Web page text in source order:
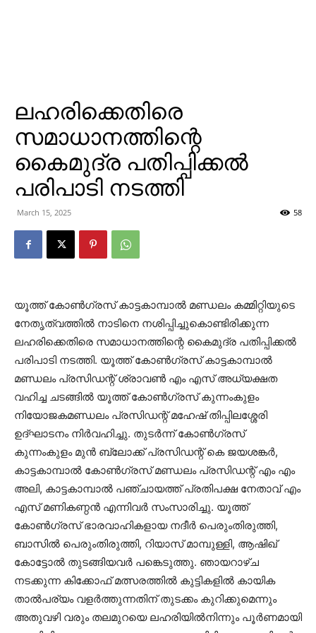
ലഹരിക്കെതിരെ
സമാധാനത്തിന്റെ
കൈമുദ്ര പതിപ്പിക്കല്‍
പരിപാടി നടത്തി
March 15, 2025 58
യൂത്ത് കോണ്‍ഗ്രസ് കാട്ടകാമ്പാല്‍ മണ്ഡലം കമ്മിറ്റിയുടെ
നേതൃത്വത്തില്‍ നാടിനെ നശിപ്പിച്ചുകൊണ്ടിരിക്കുന്ന
ലഹരിക്കെതിരെ സമാധാനത്തിന്റെ കൈമുദ്ര പതിപ്പിക്കല്‍
പരിപാടി നടത്തി. യൂത്ത് കോണ്‍ഗ്രസ് കാട്ടകാമ്പാല്‍
മണ്ഡലം പ്രസിഡന്റ് ശ്രാവണ്‍ എം എസ് അധ്യക്ഷത
വഹിച്ച ചടങ്ങില്‍ യൂത്ത് കോണ്‍ഗ്രസ് കുന്നംകുളം
നിയോജകമണ്ഡലം പ്രസിഡന്റ് മഹേഷ് തിപ്പിലശ്ശേരി
ഉദ്ഘാടനം നിര്‍വഹിച്ചു. തുടര്‍ന്ന് കോണ്‍ഗ്രസ്
കുന്നംകുളം മുന്‍ ബ്ലോക്ക് പ്രസിഡന്റ് കെ ജയശങ്കര്‍,
കാട്ടകാമ്പാല്‍ കോണ്‍ഗ്രസ് മണ്ഡലം പ്രസിഡന്റ് എം എം
അലി, കാട്ടകാമ്പാല്‍ പഞ്ചായത്ത് പ്രതിപക്ഷ നേതാവ് എം
എസ് മണികണ്ഠന്‍ എന്നിവര്‍ സംസാരിച്ചു. യൂത്ത്
കോണ്‍ഗ്രസ് ഭാരവാഹികളായ നദീര്‍ പെരുംതിരുത്തി,
ബാസില്‍ പെരുംതിരുത്തി, റിയാസ് മാമ്പുള്ളി, ആഷിഖ്
കോട്ടോല്‍ തുടങ്ങിയവര്‍ പങ്കെടുത്തു. ഞായറാഴ്ച
നടക്കുന്ന കിക്കോഫ് മത്സരത്തില്‍ കുട്ടികളില്‍ കായിക
താല്‍പര്യം വളര്‍ത്തുന്നതിന് തുടക്കം കുറിക്കുമെന്നും
അതുവഴി വരും തലമുറയെ ലഹരിയില്‍നിന്നും പൂര്‍ണമായി